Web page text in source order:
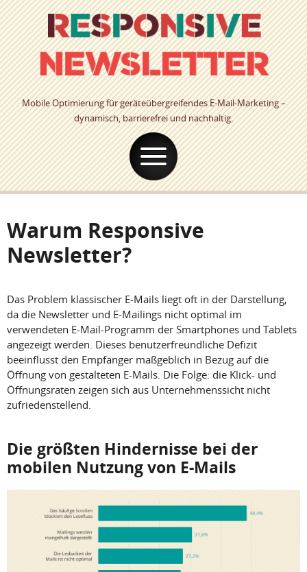
Mobile Optimierung für geräteübergreifendes E-Mail-Marketing –
dynamisch, barrierefrei und nachhaltig.
Warum Responsive
Newsletter?
Das Problem klassischer E-Mails liegt oft in der Darstellung,
da die Newsletter und E-Mailings nicht optimal im
verwendeten E-Mail-Programm der Smartphones und Tablets
angezeigt werden. Dieses benutzerfreundliche Defizit
beeinflusst den Empfänger maßgeblich in Bezug auf die
Öffnung von gestalteten E-Mails. Die Folge: die Klick- und
Öffnungsraten zeigen sich aus Unternehmenssicht nicht
zufriedenstellend.
Die größten Hindernisse bei der
mobilen Nutzung von E-Mails